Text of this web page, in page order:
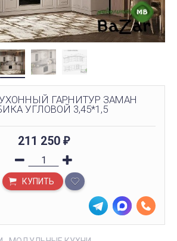
ГАРНИТУР ЗАМАН
УГЛОВОЙ 3,45*1,5
211 250 ₽
КУПИТЬ